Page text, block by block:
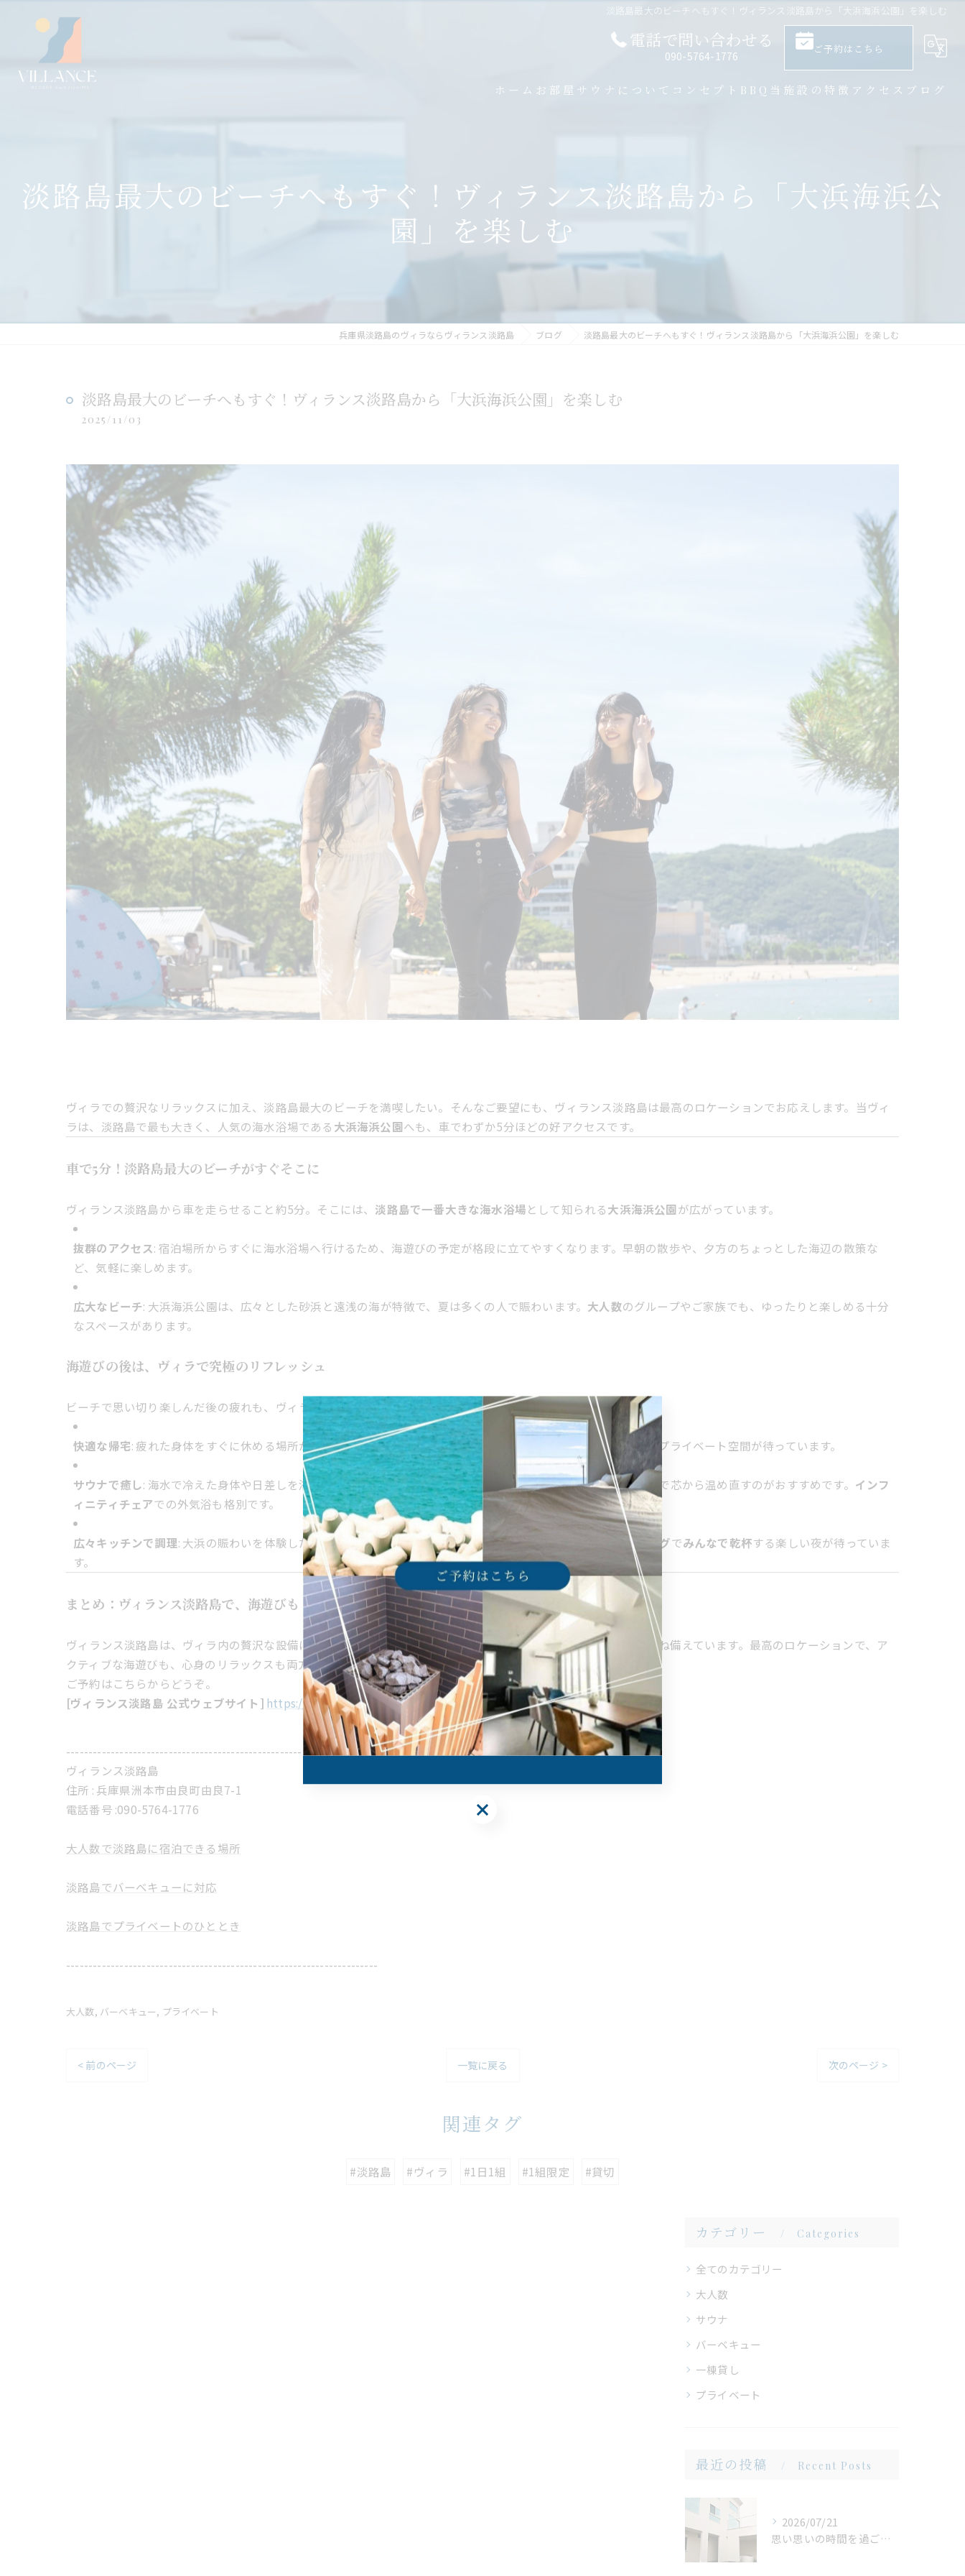
淡路島最大のビーチへもすぐ！ヴィランス淡路島から「大浜海浜公園」を楽しむ
​090-5764-1776
電話で問い合わせる ご予約はこちら
ホーム お部屋 サウナについて コンセプト BBQ 当施設の特徴
バーベキュー
アクセス ブログ
淡路島最大のビーチへもすぐ！ヴィランス淡路島から「大浜海浜公
園」を楽しむ
兵庫県淡路島のヴィラならヴィランス淡路島 ブログ 淡路島最大のビーチへもすぐ！ヴィランス淡路島から「大浜海浜公園」を楽しむ
淡路島最大のビーチへもすぐ！ヴィランス淡路島から「大浜海浜公園」を楽しむ
2025/11/03
ヴィラでの贅沢なリラックスに加え、淡路島最大のビーチを満喫したい。そんなご要望にも、ヴィランス淡路島は最高のロケーションでお応えします。当ヴィ
ラは、淡路島で最も大きく、人気の海水浴場である 大浜海浜公園へも、車でわずか5分ほどの好アクセスです。
車で5分！淡路島最大のビーチがすぐそこに
ヴィランス淡路島から車を走らせること約5分。そこには、 淡路島で一番大きな海水浴場として知られる大浜海浜公園が広がっています。
抜群のアクセス: 宿泊場所からすぐに海水浴場へ行けるため、海遊びの予定が格段に立てやすくなります。早朝の散歩や、夕方のちょっとした海辺の散策な
ど、気軽に楽しめます。
広大なビーチ: 大浜海浜公園は、広々とした砂浜と遠浅の海が特徴で、夏は多くの人で賑わいます。 大人数のグループやご家族でも、ゆったりと楽しめる十分
なスペースがあります。
海遊びの後は、ヴィラで究極のリフレッシュ
ビーチで思い切り楽しんだ後の疲れも、ヴィランス淡路島ならすぐにリセットできます。
快適な帰宅: 疲れた身体をすぐに休める場所が近いのは、大きな魅力です。ヴィラに戻れば、誰にも邪魔されないプライベート空間が待っています。
サウナで癒し: 海水で冷えた身体や日差しを浴びた身体は、特注ストーブでしっかりと温まるプライベートサウナ で芯から温め直すのがおすすめです。 インフ
ィニティチェアでの外気浴も格別です。
広々キッチンで調理: 大浜の賑わいを体験した後は、 広々としたキッチン で淡路島の新鮮な食材 リビングでみんなで乾杯する楽しい夜が待っていま
す。
まとめ：ヴィランス淡路島で、海遊びもリラックスも最大限に
ヴィランス淡路島は、ヴィラ内の贅沢な設備に加え、大浜海浜公園という淡路島最大のビーチへの好アクセスを兼ね備えています。最高のロケーションで、ア
クティブな海遊びも、心身のリラックスも両方満喫する旅をお過ごしください。
ご予約はこちらからどうぞ。
[ヴィランス淡路島 公式ウェブサイト] https://villance-awajishima.com/
----------------------------------------------------------------------
ヴィランス淡路島
住所 : 兵庫県洲本市由良町由良7-1
電話番号 :​090-5764-1776
大人数で淡路島に宿泊できる場所
淡路島でバーベキューに対応
淡路島でプライベートのひととき
----------------------------------------------------------------------
大人数 バーベキュー プライベート
< 前のページ 一覧に戻る 次のページ >
関連タグ
#淡路島 #ヴィラ #1日1組 #1組限定 #貸切
カテゴリー Categories
全てのカテゴリー
大人数
サウナ
バーベキュー
一棟貸し
プライベート
最近の投稿 Recent Posts
2026/07/21
思い思いの時間を過ごせる場所。広い庭だからこそ生まれる、心地よいひととき